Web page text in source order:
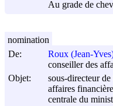
Au grade de
De:
Roux (Jean-
conseiller des
Objet:
sous-directeur
affaires
centrale du
nomination